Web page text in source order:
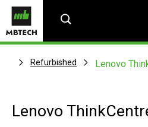
Refurbished Lenovo
Lenovo